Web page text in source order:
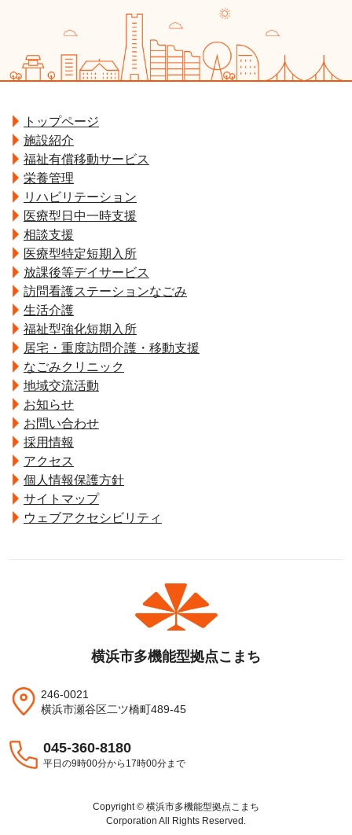
トップページ
施設紹介
福祉有償移動サービス
栄養管理
リハビリテーション
医療型日中一時支援
相談支援
医療型特定短期入所
放課後等デイサービス
訪問看護ステーションなごみ
生活介護
福祉型強化短期入所
居宅・重度訪問介護・移動支援
なごみクリニック
地域交流活動
お知らせ
お問い合わせ
採用情報
アクセス
個人情報保護方針
サイトマップ
ウェブアクセシビリティ
横浜市多機能型拠点こまち
246-0021
横浜市瀬谷区二ツ橋町489-45
045-360-8180
平日の9時00分から17時00分まで
Copyright © 横浜市多機能型拠点こまち
Corporation All Rights Reserved.